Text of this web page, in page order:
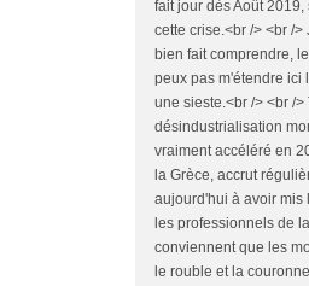
fait jour dès Août
cette crise.<br /> <br /
bien fait comprendre,
peux pas m'étendre ici
une sieste.<br /> <br /
désindustrialisation
vraiment accéléré en
la Grèce, accrut
aujourd'hui à avoir mis
les professionnels de
conviennent que les
le rouble et la